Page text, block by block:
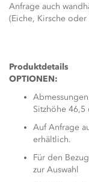
Anfrage auch
(Eiche, Kirsche oder
Produktdetails
OPTIONEN:
Sitzhöhe 46,5
Auf Anfrage
erhältlich.
Für den
zur Auswahl